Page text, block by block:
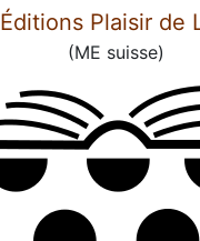
Éditions Plaisir de
(ME suisse)